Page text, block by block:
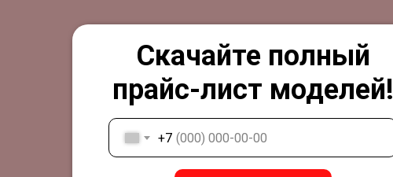
Скачайте полный
прайс-лист моделей!
+7